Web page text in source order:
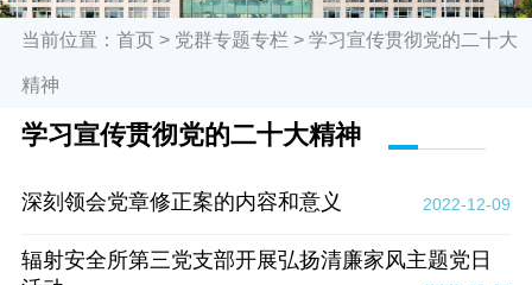
当前位置： 首页> 党群专题专栏 > 学习宣传贯彻党的二十大
精神
学习宣传贯彻党的二十大精神
深刻领会党章修正案的内容和意义 2022-12-09
辐射安全所第三党支部开展弘扬清廉家风主题党日